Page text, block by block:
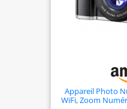
Appareil Photo
WiFi, Zoom